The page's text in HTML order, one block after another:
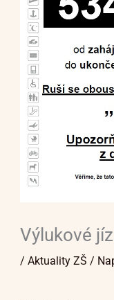
Výlukové
/ Aktuality ZŠ /